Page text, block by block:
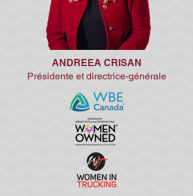
ANDREEA CRISAN
Présidente et directrice-générale